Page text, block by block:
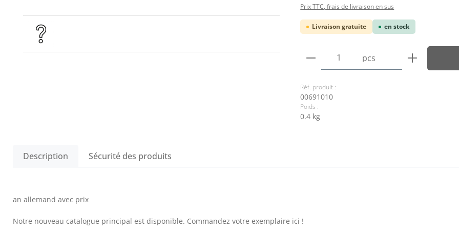
Prix TTC, frais de livraison en sus
Livraison gratuite en stock
Quantité de produit :
pcs
Réf. produit :
00691010
Poids :
0.4 kg
Description Sécurité des produits
an allemand avec prix
Notre nouveau catalogue principal est disponible. Commandez votre exemplaire ici !